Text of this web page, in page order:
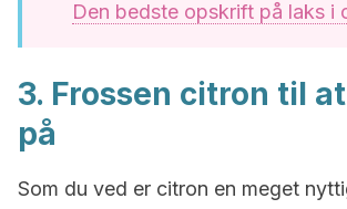
Den bedste opskrift på laks i
3. Frossen citron til
på
Som du ved er citron en meget